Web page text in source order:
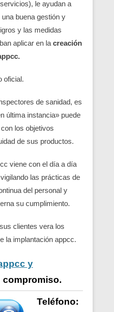
le ayudan a
buena gestión y
y las medidas
aplicar en la creación
oficial.
de sanidad, es
última instancia» puede
los objetivos
de sus productos.
viene con el día a día
las prácticas de
del personal y
su cumplimiento.
clientes vera los
la implantación appcc.
y
compromiso.
Teléfono: